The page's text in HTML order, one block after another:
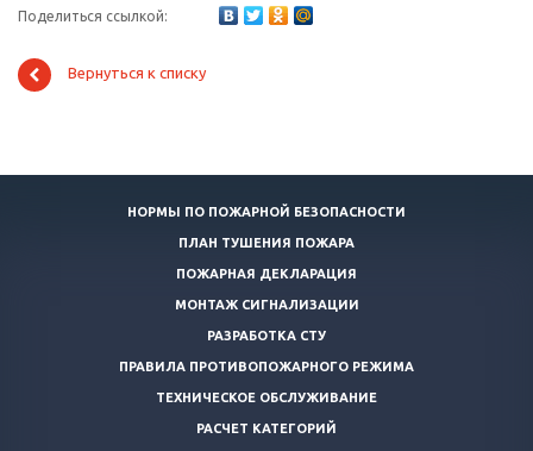
Поделиться ссылкой:
Вернуться к списку
НОРМЫ ПО ПОЖАРНОЙ БЕЗОПАСНОСТИ
ПЛАН ТУШЕНИЯ ПОЖАРА
ПОЖАРНАЯ ДЕКЛАРАЦИЯ
МОНТАЖ СИГНАЛИЗАЦИИ
РАЗРАБОТКА СТУ
ПРАВИЛА ПРОТИВОПОЖАРНОГО РЕЖИМА
ТЕХНИЧЕСКОЕ ОБСЛУЖИВАНИЕ
РАСЧЕТ КАТЕГОРИЙ